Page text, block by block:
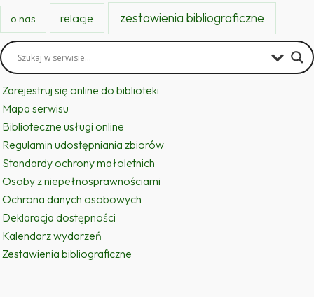
o nas relacje zestawienia bibliograficzne
Zarejestruj się online do biblioteki
Mapa serwisu
Biblioteczne usługi online
Regulamin udostępniania zbiorów
Standardy ochrony małoletnich
Osoby z niepełnosprawnościami
Ochrona danych osobowych
Deklaracja dostępności
Kalendarz wydarzeń
Zestawienia bibliograficzne